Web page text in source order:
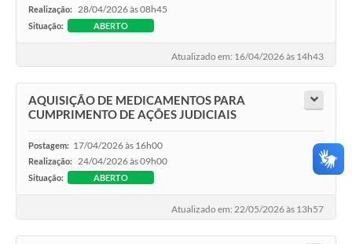
Realização: 28/04/2026 às 08h45
Situação: ABERTO
Atualizado em: 16/04/2026 às 14h43
AQUISIÇÃO DE MEDICAMENTOS PARA
CUMPRIMENTO DE AÇÕES JUDICIAIS
Postagem: 17/04/2026 às 16h00
Realização: 24/04/2026 às 09h00
Situação: ABERTO
Atualizado em: 22/05/2026 às 13h57